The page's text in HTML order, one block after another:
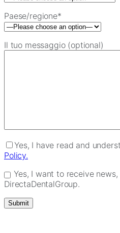
Paese/regione*
Il tuo messaggio (optional)
Yes, I have read and
Policy.
Yes, I want to receive
DirectaDentalGroup.